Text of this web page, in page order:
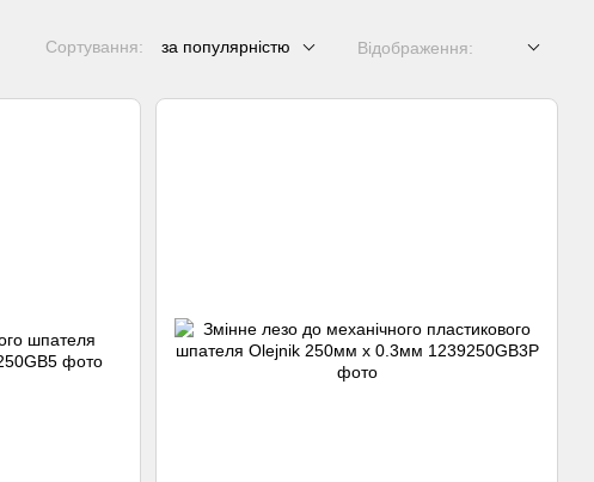
Сортування: за популярністю Відображення: